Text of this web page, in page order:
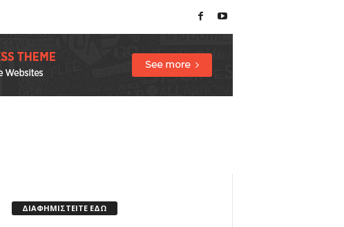
ΔΙΑΦΗΜΙΣΤΕΙΤΕ ΕΔΩ